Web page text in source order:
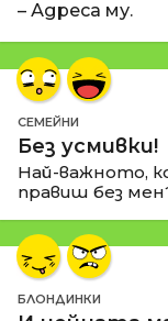
– Адреса му.
СЕМЕЙНИ
Без усмивки!
Най-важното,
правиш без
БЛОНДИНКИ